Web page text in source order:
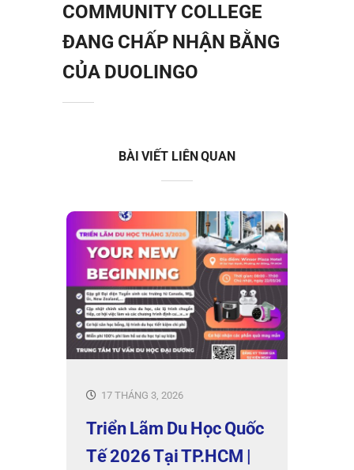
COMMUNITY COLLEGE
ĐANG CHẤP NHẬN BẰNG
CỦA DUOLINGO
BÀI VIẾT LIÊN QUAN
17 THÁNG 3, 2026
Triển Lãm Du Học Quốc
Tế 2026 Tại TP.HCM |